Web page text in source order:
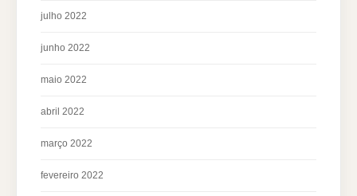
julho 2022
junho 2022
maio 2022
abril 2022
março 2022
fevereiro 2022